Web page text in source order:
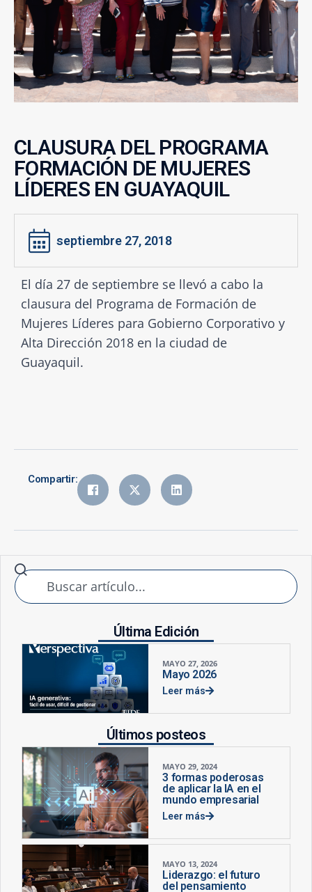
CLAUSURA DEL PROGRAMA
FORMACIÓN DE MUJERES
LÍDERES EN GUAYAQUIL
septiembre 27, 2018
El día 27 de septiembre se llevó a cabo la
clausura del Programa de Formación de
Mujeres Líderes para Gobierno Corporativo y
Alta Dirección 2018 en la ciudad de
Guayaquil.
Compartir:
Última Edición
MAYO 27, 2026
Mayo 2026
Leer más
Últimos posteos
MAYO 29, 2024
3 formas poderosas
de aplicar la IA en el
mundo empresarial
Leer más
MAYO 13, 2024
Liderazgo: el futuro
del pensamiento